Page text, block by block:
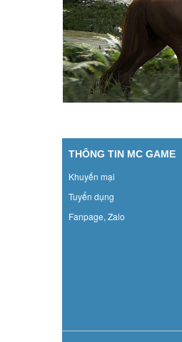
THÔNG TIN MC GAME
Khuyến mại
Tuyển dụng
Fanpage, Zalo